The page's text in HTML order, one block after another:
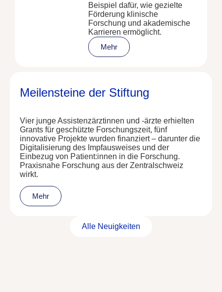
Beispiel dafür, wie gezielte
Förderung klinische
Forschung und akademische
Karrieren ermöglicht.
Mehr
Meilensteine der Stiftung
Vier junge Assistenzärztinnen und -ärzte erhielten
Grants für geschützte Forschungszeit, fünf
innovative Projekte wurden finanziert – darunter die
Digitalisierung des Impfausweises und der
Einbezug von Patient:innen in die Forschung.
Praxisnahe Forschung aus der Zentralschweiz
wirkt.
Mehr
Alle Neuigkeiten